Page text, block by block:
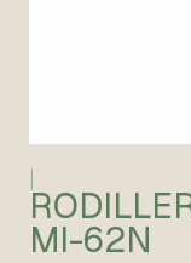
MI-62N